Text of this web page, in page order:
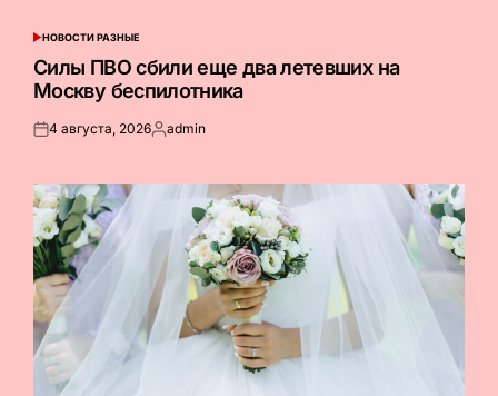
ОПУБЛИКОВАНО
В
НОВОСТИ РАЗНЫЕ
Силы ПВО сбили еще два летевших на
Москву беспилотника
Опубликовано
4 августа, 2026Запись
admin